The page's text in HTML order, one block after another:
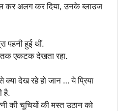
कर अलग कर दिया, उनके ब्लाउज
पहनी हुई थीं.
तक एकटक देखता रहा.
क्या देख रहे हो जान … ये प्रिया
है.
की चूचियों की मस्त उठान को